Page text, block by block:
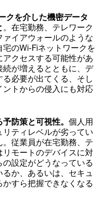
クを介した機密データ
。在宅勤務、テレワーク
イアウォールのような
のWi-Fiネットワークを
クセスする可能性があ
続が増えるとともに、デ
必要が出てくる、そし
トからの侵入にも対応
防策と可視性。 個人用
ティレベルが劣ってい
従業員が在宅勤務、テ
モートのデバイスに対
設定がどうなっている
か、あるいは、セキュ
すら把握できなくなる